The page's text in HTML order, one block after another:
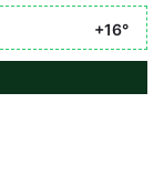
+16°